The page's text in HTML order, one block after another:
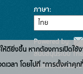
ภาษา
Powered by:
สนับสนุนระบบ
เว็บไซต์ที่เกี่ยวข้อ
ห้ดียิ่งขึ้น หากต้องการเปิดใ
วลา โดยไปที่ "การตั้งค่าคุก